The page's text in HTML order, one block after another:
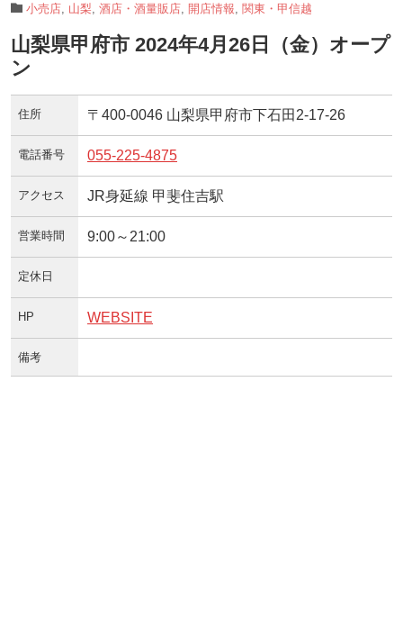
小売店 山梨 酒店・酒量販店 開店情報 関東・甲信越
山梨県甲府市 2024年4月26日（金）オープ
ン
住所 〒400-0046 山梨県甲府市下石田2-17-26
電話番号 055-225-4875
アクセス JR身延線 甲斐住吉駅
営業時間 9:00～21:00
定休日
HP WEBSITE
備考